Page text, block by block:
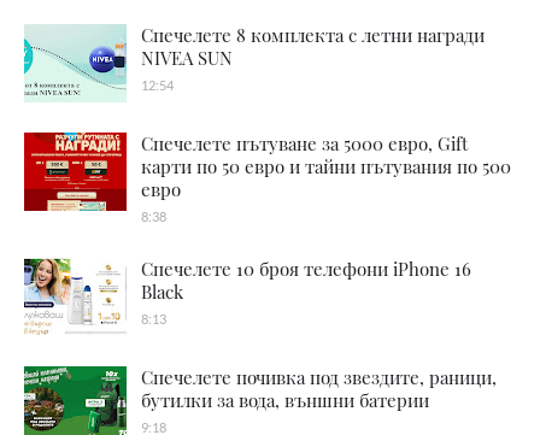
Спечелете 8 комплекта с летни награди
NIVEA SUN
12:54
Спечелете пътуване за 5000 евро, Gift
карти по 50 евро и тайни пътувания по 500
евро
8:38
Спечелете 10 броя телефони iPhone 16
Black
8:13
Спечелете почивка под звездите, раници,
бутилки за вода, външни батерии
9:18